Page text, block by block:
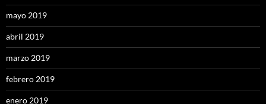
mayo 2019
abril 2019
marzo 2019
febrero 2019
enero 2019